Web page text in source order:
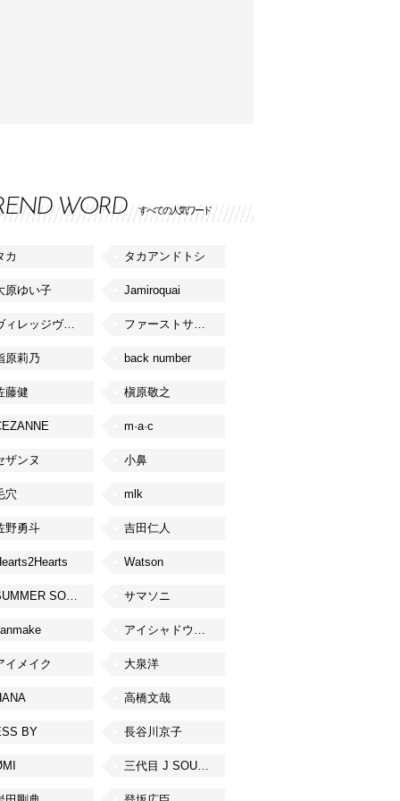
WORD すべての人気ワード
カ タカアンドトシ
原ゆい子 Jamiroquai
ヴィレッジヴァンガード ファーストサマーウイカ
原莉乃 back number
藤健 槇原敬之
m·a·c
ザンヌ 小鼻
穴 mlk
野勇斗 吉田仁人
Watson
SUMMER SONIC サマソニ
アイシャドウベース
イメイク 大泉洋
高橋文哉
BY 長谷川京子
三代目 J SOUL BROTHERS from EXILE TRIBE